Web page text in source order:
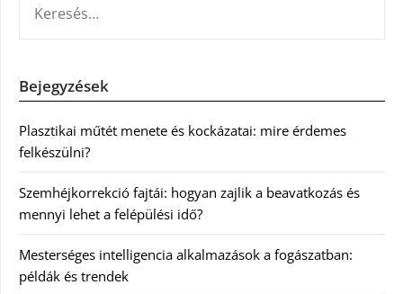
Bejegyzések
Plasztikai műtét menete és kockázatai: mire érdemes
felkészülni?
Szemhéjkorrekció fajtái: hogyan zajlik a beavatkozás és
mennyi lehet a felépülési idő?
Mesterséges intelligencia alkalmazások a fogászatban:
példák és trendek